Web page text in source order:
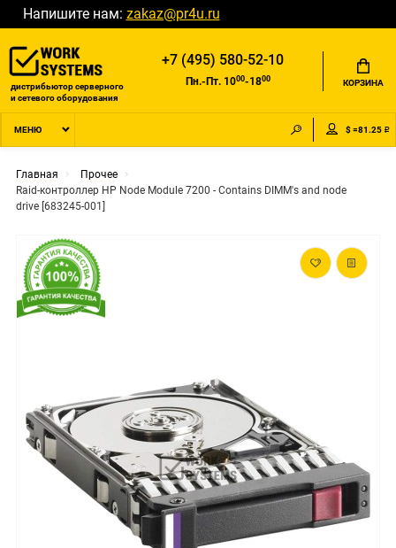
Напишите нам: zakaz@pr4u.ru
дистрибьютор серверного
и сетевого оборудования
+7 (495) 580-52-10
Пн.-Пт. 1000-1800 КОРЗИНА
МЕНЮ $ =81.25 ₽
Главная
Прочее
Raid-контроллер HP Node Module 7200 - Contains DIMM's and node
drive [683245-001]